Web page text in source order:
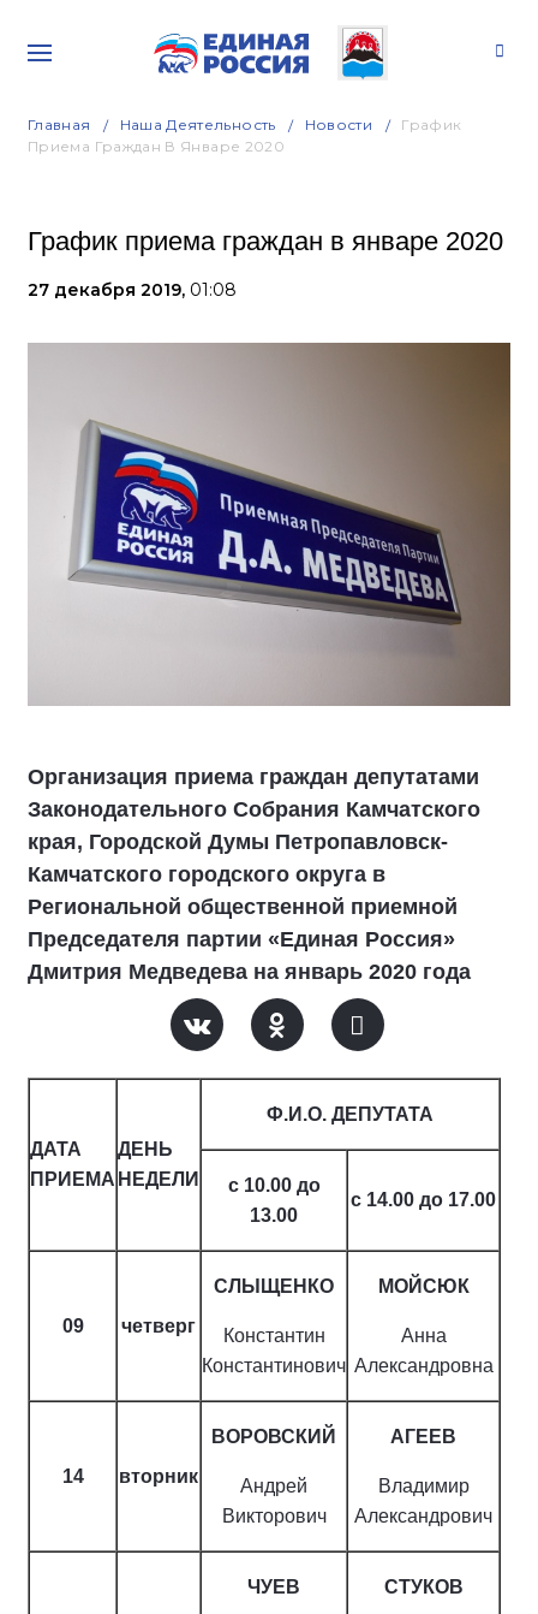
Главная Наша Деятельность Новости
График
Приема Граждан В Январе 2020
График приема граждан в январе 2020
27 декабря 2019, 01:08
Организация приема граждан депутатами
Законодательного Собрания Камчатского
края, Городской Думы Петропавловск-
Камчатского городского округа в
Региональной общественной приемной
Председателя партии «Единая Россия»
Дмитрия Медведева на январь 2020 года
ДАТА
ПРИЕМА
ДЕНЬ
НЕДЕЛИ
Ф.И.О. ДЕПУТАТА
с 10.00 до
13.00
с 14.00 до 17.00
09 четверг
СЛЫЩЕНКО
Константин
Константинович
МОЙСЮК
Анна
Александровна
14 вторник
ВОРОВСКИЙ
Андрей
Викторович
АГЕЕВ
Владимир
Александрович
ЧУЕВ СТУКОВ